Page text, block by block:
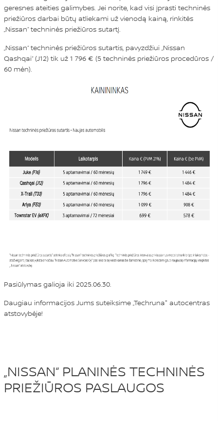
geresnes ateities galimybes. Jei norite, kad visi įprasti techninės
priežiūros darbai būtų atliekami už vienodą kainą, rinkitės
„Nissan“ techninės priežiūros sutartį.
„Nissan“ techninės priežiūros sutartis, pavyzdžiui „Nissan
Qashqai“ (J12) tik už 1 796 € (5 techninės priežiūros procedūros /
60 mėn).
Pasiūlymas galioja iki 2025.06.30.
Daugiau informacijos Jums suteiksime „Techruna" autocentras
atstovybėje!
„NISSAN“ PLANINĖS TECHNINĖS
PRIEŽIŪROS PASLAUGOS